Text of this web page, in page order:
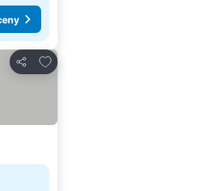
Sdílet
Přidat na seznam oblíbených